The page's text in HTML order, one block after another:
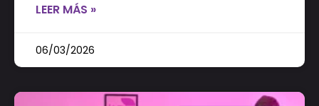
LEER MÁS »
06/03/2026